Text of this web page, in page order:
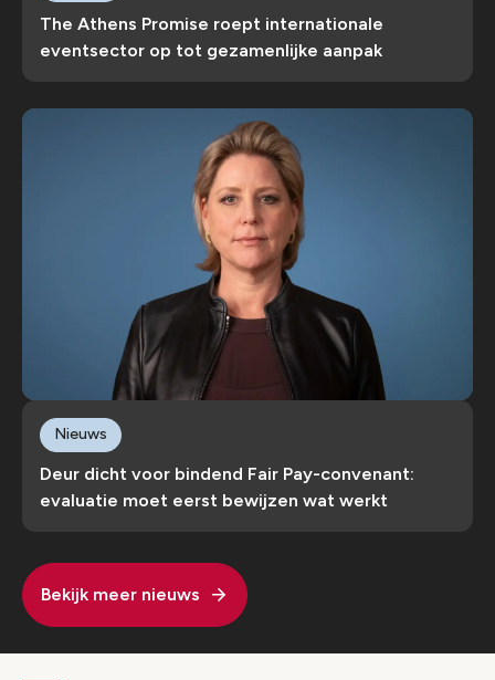
The Athens Promise roept internationale
eventsector op tot gezamenlijke aanpak
Deur dicht voor bindend Fair Pay-convenant:
evaluatie moet eerst bewijzen wat werkt
Nieuws
Bekijk meer nieuws